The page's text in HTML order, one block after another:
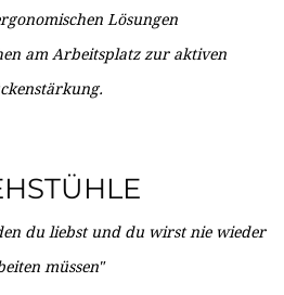
Lösungen
am Arbeitsplatz zur aktiven
du liebst und du wirst nie wieder
müssen"